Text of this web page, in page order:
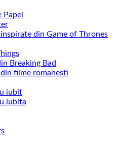
Papel
din Game of Thrones
Breaking Bad
filme romanesti
iubit
iubita